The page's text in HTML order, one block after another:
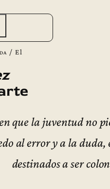
/El
que la juventud no
al error y a la duda,
destinados a ser